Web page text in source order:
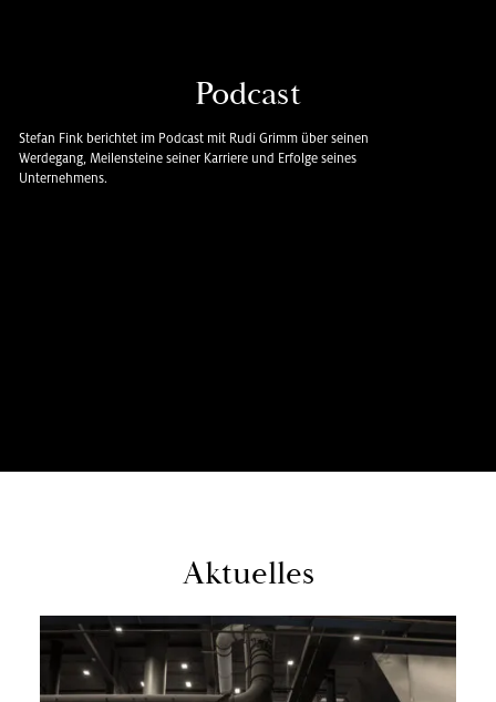
Pod­cast
Ste­fan Fink be­rich­tet im Pod­cast mit Rudi Grimm über sei­nen
Wer­de­gang, Mei­len­stei­ne sei­ner Kar­rie­re und Er­fol­ge sei­nes
Un­ter­neh­mens.
Ak­tu­el­les